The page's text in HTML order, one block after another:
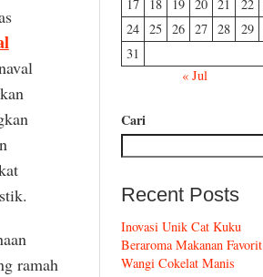
ramah
17
18 19 20 21 22
24 25 26 27 28 29
31
« Jul
Cari
Recent Posts
Inovasi Unik Cat Kuku
Beraroma Makanan Favorit
Wangi Cokelat Manis